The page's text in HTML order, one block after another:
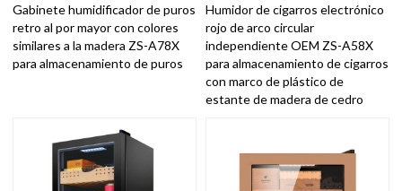
Gabinete humidificador de puros
retro al por mayor con colores
similares a la madera ZS-A78X
para almacenamiento de puros
Humidor de cigarros electrónico
rojo de arco circular
independiente OEM ZS-A58X
para almacenamiento de cigarros
con marco de plástico de
estante de madera de cedro